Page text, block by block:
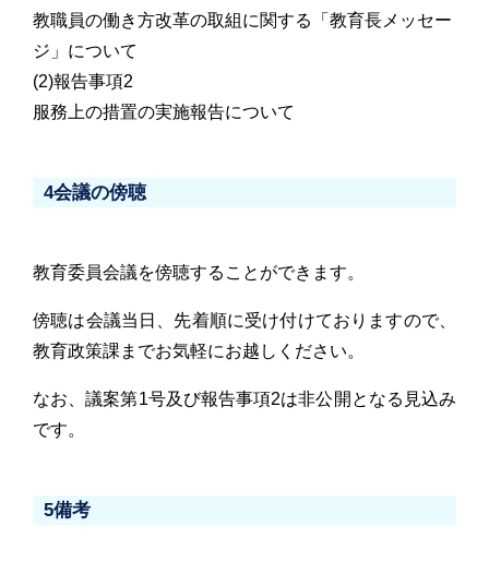
教職員の働き方改革の取組に関する「教育長メッセー
ジ」について
(2)報告事項2
服務上の措置の実施報告について
4会議の傍聴
教育委員会議を傍聴することができます。
傍聴は会議当日、先着順に受け付けておりますので、
教育政策課までお気軽にお越しください。
なお、議案第1号及び報告事項2は非公開となる見込み
です。
5備考